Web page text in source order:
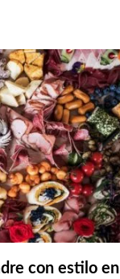
con estilo en